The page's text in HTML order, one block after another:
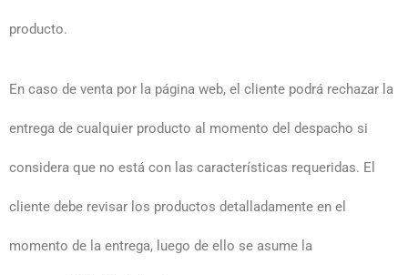
producto.
En caso de venta por la página web, el cliente podrá rechazar la
entrega de cualquier producto al momento del despacho si
considera que no está con las características requeridas. El
cliente debe revisar los productos detalladamente en el
momento de la entrega, luego de ello se asume la